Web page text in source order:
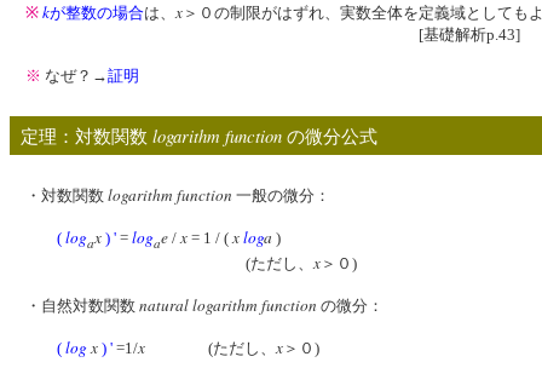
※ kが整数の場合は、x ＞０の制限がはずれ、実数全体を定義域としても
[基礎解析p.43]
※ なぜ？→証明
定理：対数関数logarithm function の微分公式
・対数関数 logarithm function 一般の微分：
( logax ) ' = logae / x = 1 / ( xloga )
(ただし、 x ＞０)
・自然対数関数 natural logarithm function の微分：
( log x ) ' =1/x (ただし、 x ＞０)